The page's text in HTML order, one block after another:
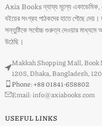
Axia Books ন্যায্য মূল্যে একাডেমিক,
বইয়ের সংগ্রহ পাঠকদের হাতে পৌছে দেয়।
সন্তুষ্টিকে সর্বোচ্চ গুরুত্ব দেওয়ার মাধ্যমে
উঠেছি।
Makkah Shopping Mall, Book
1205, Dhaka, Bangladesh,
Phone: +88 01841-658802
Email: info@axiabooks.com
USEFUL LINKS